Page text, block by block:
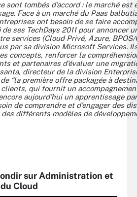
sont tombés d’accord : le marché est
Face à un marché du Paas
ont besoin de se faire
ses TechDays 2011 pour annoncer
services (Cloud Privé, Azure,
par sa division Microsoft Services.
concepts, renforcer la
et partenaires d’évaluer une
directeur de la division
“la première offre packagée à
qui fournit un
aujourd’hui un apprentissage
de comprendre et d’engager des
différents modèles de
sur Administration et
Cloud